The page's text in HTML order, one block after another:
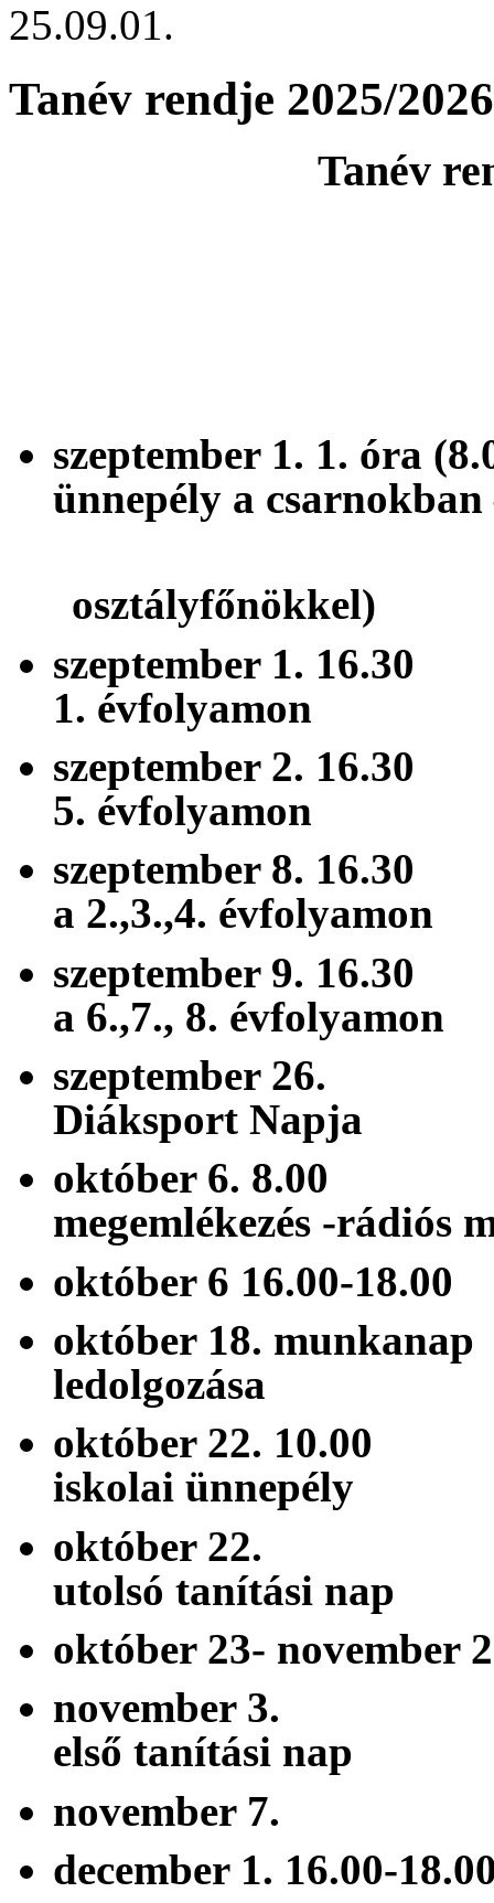
25.09.01.
Tanév rendje 2025/2026
Tanév
szeptember 1. 1.
ünnepély a
osztályfőnökkel)
szeptember 1.
1. évfolyamon
szeptember 2.
5. évfolyamon
szeptember 8.
a 2.,3.,4. évfolyamon
szeptember 9.
a 6.,7., 8. évfolyamon
szeptember
Diáksport Napja
október 6.
megemlékezés -
október 6
október 18.
ledolgozása
október 22.
iskolai ünnepély
október 22.
utolsó tanítási nap
október 23-
november 3.
első tanítási nap
november
december 1.